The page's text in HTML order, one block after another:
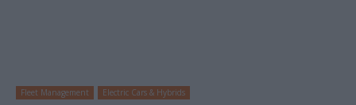
Fleet Management Electric Cars & Hybrids